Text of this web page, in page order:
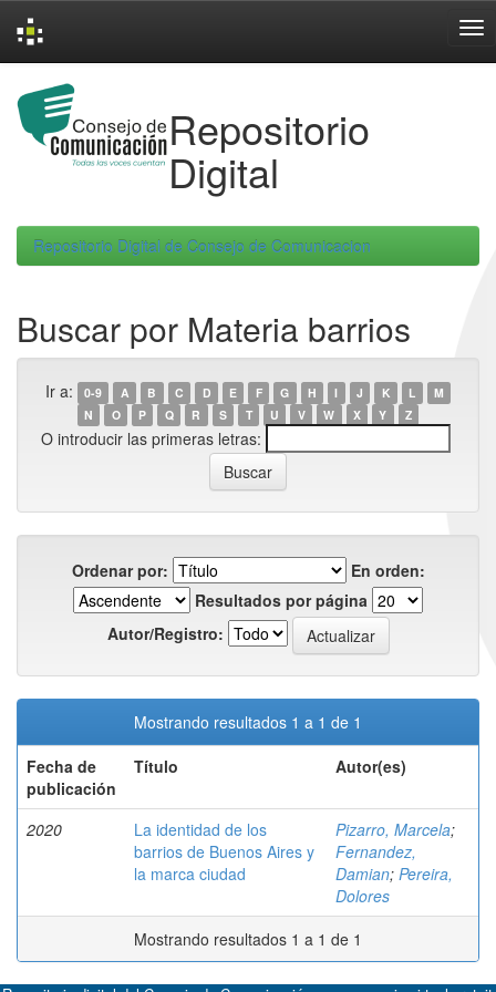
navigation
Repositorio
Digital
Repositorio Digital de Consejo de Comunicacion
Buscar por Materia barrios
Ir a: 0-9 A B C D E F G H I J K L
M
N
O P Q R S T U V W X Y Z
O introducir las primeras letras:
Ordenar por:
En orden:
Resultados por página
Autor/Registro:
Mostrando resultados 1 a 1 de 1
Fecha de
publicación
Título Autor(es)
2020
La identidad de los
barrios de Buenos Aires y
la marca ciudad
Pizarro, Marcela;
Fernandez,
Damian; Pereira,
Dolores
Mostrando resultados 1 a 1 de 1